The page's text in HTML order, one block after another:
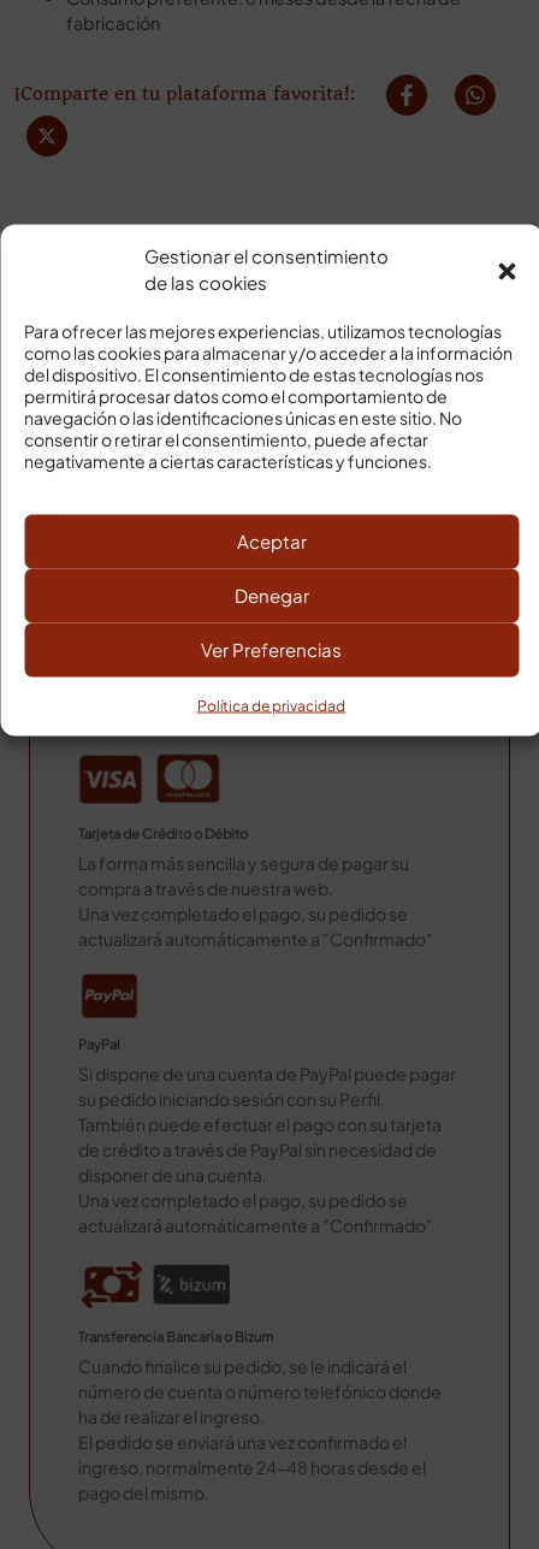
Gestionar el consentimiento
de las cookies
Para ofrecer las mejores experiencias, utilizamos tecnologías
como las cookies para almacenar y/o acceder a la información
del dispositivo. El consentimiento de estas tecnologías nos
permitirá procesar datos como el comportamiento de
navegación o las identificaciones únicas en este sitio. No
consentir o retirar el consentimiento, puede afectar
negativamente a ciertas características y funciones.
Aceptar
Denegar
Ver Preferencias
Política de privacidad
fabricación
¡Comparte en tu plataforma favorita!:
SU PEDIDO LLEGARÁ
Transporte en frío
Gastos de envío Península
Gratis: compra superior a 120€
Entregas
3-5 días laborables
Poblaciones alejadas 24h más.
Gastos de envío: 14,00€
MÉTODOS DE PAGO
Tarjeta de Crédito o Débito
La forma más sencilla y segura de pagar su
compra a través de nuestra web.
Una vez completado el pago, su pedido se
actualizará automáticamente a "Confirmado"
PayPal
Si dispone de una cuenta de PayPal puede pagar
su pedido iniciando sesión con su Perfil.
También puede efectuar el pago con su tarjeta
de crédito a través de PayPal sin necesidad de
disponer de una cuenta.
Una vez completado el pago, su pedido se
actualizará automáticamente a "Confirmado"
Transferencia Bancaria o Bizum
Cuando finalice su pedido, se le indicará el
número de cuenta o número telefónico donde
ha de realizar el ingreso.
El pedido se enviará una vez confirmado el
ingreso, normalmente 24-48 horas desde el
pago del mismo.